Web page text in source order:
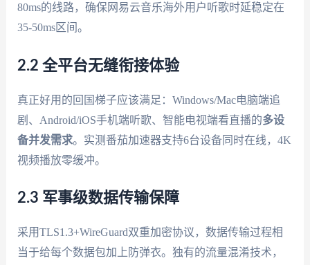
80ms的线路，确保网易云音乐海外用户听歌时延稳定在
35-50ms区间。
2.2 全平台无缝衔接体验
真正好用的回国梯子应该满足：Windows/Mac电脑端追
剧、Android/iOS手机端听歌、智能电视端看直播的多设
备并发需求。实测番茄加速器支持6台设备同时在线，4K
视频播放零缓冲。
2.3 军事级数据传输保障
采用TLS1.3+WireGuard双重加密协议，数据传输过程相
当于给每个数据包加上防弹衣。独有的流量混淆技术，